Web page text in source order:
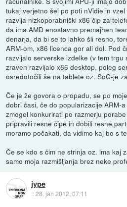
tukaj verjetno šel po poti nVidie in
razvija nizkoporabniški x86 čip za
da ima AMD enostavno premajhen
denarja, da bi se to lahko šli resno,
ARM-om, x86 licenca gor ali dol. Pod
razvijalo serverske izdelke (v tem
zraven razvijalo x86 desktop, poleg
osredotočili še na tablete oz. SoC-je
Če je že govora o propadu, se po
dobri časi, če do popularizacije ARM-
zmogel konkurirati po razmerju
pripravili resne čipe in dobili resne
moramo počakati, da vidimo kaj bo s
Če se kdo s čim ne strinja oz. ima kaj
samo moja razmišljanja brez neke
jype
::28. jan 2012, 07:11